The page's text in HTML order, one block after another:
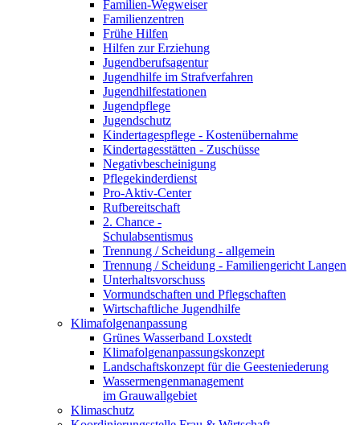
Familien-Wegweiser
Familienzentren
Frühe Hilfen
Hilfen zur Erziehung
Jugendberufsagentur
Jugendhilfe im Strafverfahren
Jugendhilfestationen
Jugendpflege
Jugendschutz
Kindertagespflege - Kostenübernahme
Kindertagesstätten - Zuschüsse
Negativbescheinigung
Pflegekinderdienst
Pro-Aktiv-Center
Rufbereitschaft
2. Chance -
Schulabsentismus
Trennung / Scheidung - allgemein
Trennung / Scheidung - Familiengericht Langen
Unterhaltsvorschuss
Vormundschaften und Pflegschaften
Wirtschaftliche Jugendhilfe
Klimafolgenanpassung
Grünes Wasserband Loxstedt
Klimafolgenanpassungskonzept
Landschaftskonzept für die Geesteniederung
Wassermengenmanagement
im Grauwallgebiet
Klimaschutz